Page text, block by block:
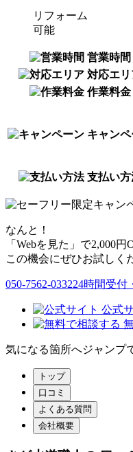
リフォーム
可能
営業時間
対応エリ
作業料金
キャン
支払い方
なんと！
「Webを見た」で2,000円
この機会にぜひお試しく
050-7562-033224時間受付
公式
気になる箇所へジャンプ
トップ
口コミ
よくある質問
会社概要